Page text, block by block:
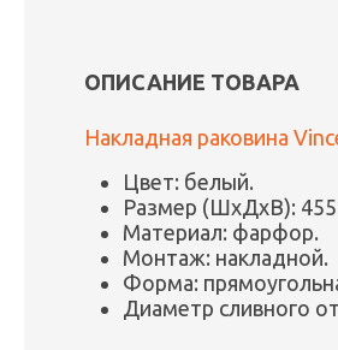
ОПИСАНИЕ ТОВАРА
Накладная раковина
Цвет: белый.
Размер (ШxДxВ): 455
Материал: фарфор.
Монтаж: накладной.
Форма:
Диаметр сливного